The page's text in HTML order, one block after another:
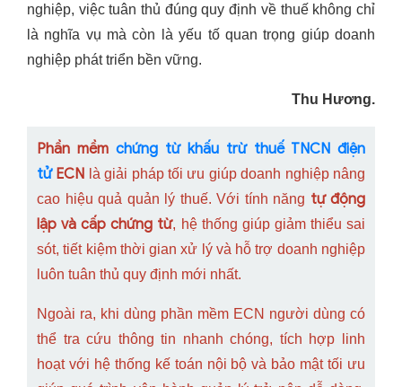
nghiệp, việc tuân thủ đúng quy định về thuế không chỉ
là nghĩa vụ mà còn là yếu tố quan trọng giúp doanh
nghiệp phát triển bền vững.
Thu Hương.
Phần mềm chứng từ khấu trừ thuế TNCN điện
tửECN là giải pháp tối ưu giúp doanh nghiệp nâng
cao hiệu quả quản lý thuế. Với tính năng tự động
lập và cấp chứng từ, hệ thống giúp giảm thiểu sai
sót, tiết kiệm thời gian xử lý và hỗ trợ doanh nghiệp
luôn tuân thủ quy định mới nhất.
Ngoài ra, khi dùng phần mềm ECN người dùng có
thể tra cứu thông tin nhanh chóng, tích hợp linh
hoạt với hệ thống kế toán nội bộ và bảo mật tối ưu